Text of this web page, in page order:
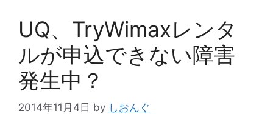
UQ、TryWimaxレンタ
ルが申込できない障害
発生中？
2014年11月4日 by しおんぐ